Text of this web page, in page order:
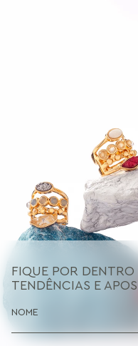
FIQUE POR
TENDÊNCIAS E